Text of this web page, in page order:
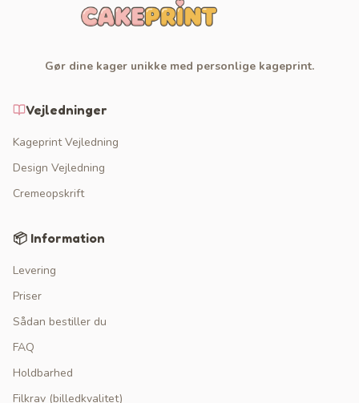
Gør dine kager unikke med personlige kageprint.
Vejledninger
Kageprint Vejledning
Design Vejledning
Cremeopskrift
📦 Information
Levering
Priser
Sådan bestiller du
FAQ
Holdbarhed
Filkrav (billedkvalitet)